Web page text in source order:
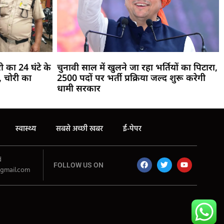
का 24 घंटे के
का
चुनावी साल में खुलने जा रहा भर्तियों का पिटारा,
2500 पदों पर भर्ती प्रक्रिया जल्द शुरू करेगी
धामी सरकार
स्वास्थ्य सबसे अच्छी खबर ई-पेपर
FOLLOW US ON